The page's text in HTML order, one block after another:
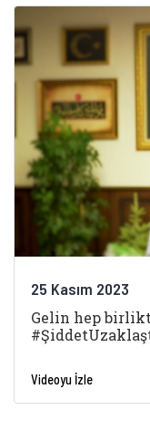
25 Kasım 2023
Gelin hep
Videoyu İzle